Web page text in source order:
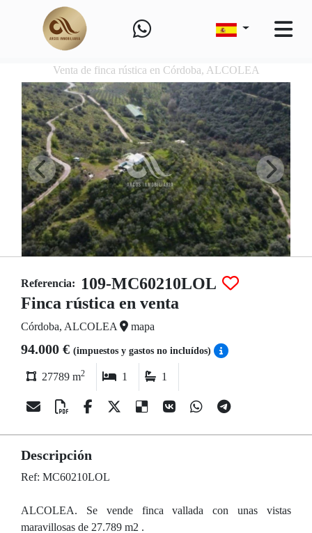
Venta de finca rústica en Córdoba, ALCOLEA
Referencia:
109-MC60210LOL
Finca rústica en venta
Córdoba, ALCOLEA mapa
94.000 € (impuestos y gastos no incluídos)
27789 m2 1 1
Descripción
Ref: MC60210LOL
ALCOLEA. Se vende finca vallada con unas vistas
maravillosas de 27.789 m2 .